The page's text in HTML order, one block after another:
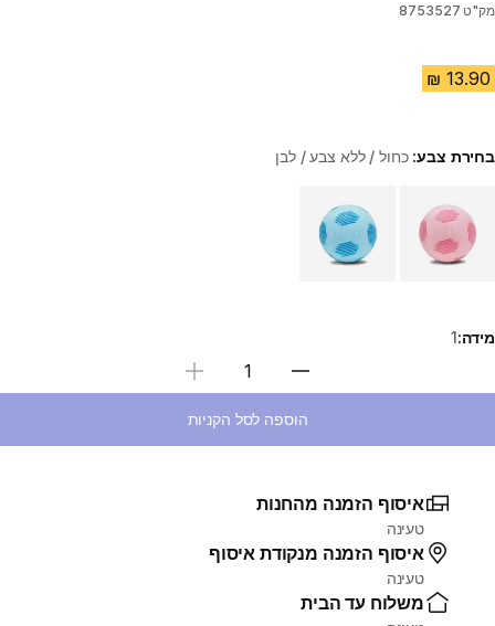
מק"ט 8753527
בחירת צבע:כחול / ללא צבע / לבן
מידה:1
בחירת כמות
הוספה לסל הקניות
איסוף הזמנה מהחנות
טעינה
איסוף הזמנה מנקודת איסוף
טעינה
משלוח עד הבית